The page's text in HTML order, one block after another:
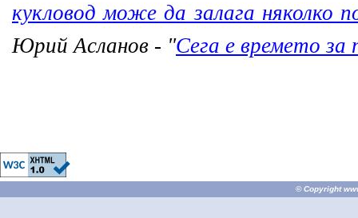
кукловод може да залага няколко
Юрий Асланов - "Сега е времето за
© Copyright